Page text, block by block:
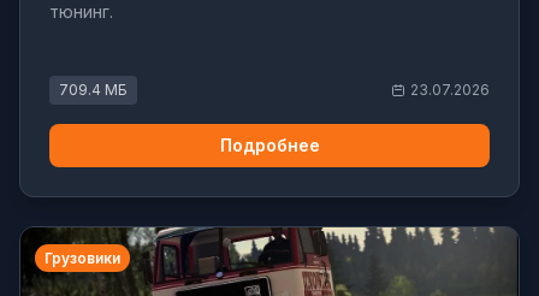
тюнинг.
709.4 МБ 23.07.2026
Подробнее
Грузовики